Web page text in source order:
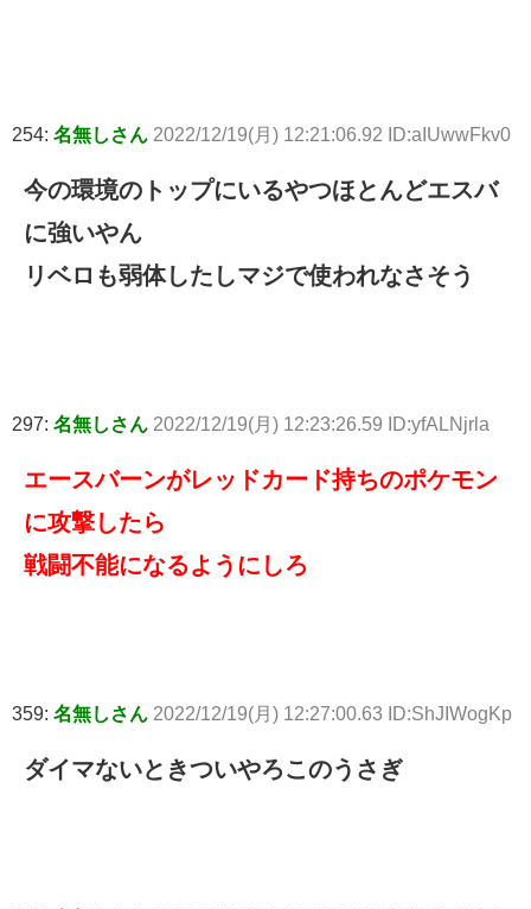
254: 名無しさん 2022/12/19(月) 12:21:06.92 ID:aIUwwFkv0
今の環境のトップにいるやつほとんどエスバ
に強いやん
リベロも弱体したしマジで使われなさそう
297: 名無しさん 2022/12/19(月) 12:23:26.59 ID:yfALNjrla
エースバーンがレッドカード持ちのポケモン
に攻撃したら
戦闘不能になるようにしろ
359: 名無しさん 2022/12/19(月) 12:27:00.63 ID:ShJIWogKp
ダイマないときついやろこのうさぎ